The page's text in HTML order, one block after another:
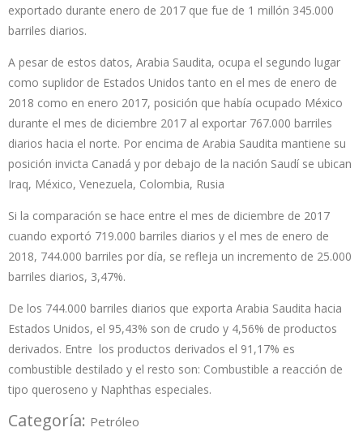
exportado durante enero de 2017 que fue de 1 millón 345.000
barriles diarios.
A pesar de estos datos, Arabia Saudita, ocupa el segundo lugar
como suplidor de Estados Unidos tanto en el mes de enero de
2018 como en enero 2017, posición que había ocupado México
durante el mes de diciembre 2017 al exportar 767.000 barriles
diarios hacia el norte. Por encima de Arabia Saudita mantiene su
posición invicta Canadá y por debajo de la nación Saudí se ubican
Iraq, México, Venezuela, Colombia, Rusia
Si la comparación se hace entre el mes de diciembre de 2017
cuando exportó 719.000 barriles diarios y el mes de enero de
2018, 744.000 barriles por día, se refleja un incremento de 25.000
barriles diarios, 3,47%.
De los 744.000 barriles diarios que exporta Arabia Saudita hacia
Estados Unidos, el 95,43% son de crudo y 4,56% de productos
derivados. Entre los productos derivados el 91,17% es
combustible destilado y el resto son: Combustible a reacción de
tipo queroseno y Naphthas especiales.
Categoría: Petróleo